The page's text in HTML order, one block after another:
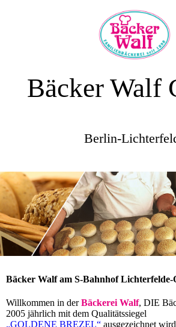
Bäcker Walf
Berlin-
Bäcker Walf am S-Bahnhof Lichterfelde-
Willkommen in derBäckerei Walf, DIE
2005 jährlich mit dem Qualitätssiegel
„GOLDENE BREZEL“ ausgezeichnet